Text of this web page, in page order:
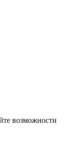
возможности